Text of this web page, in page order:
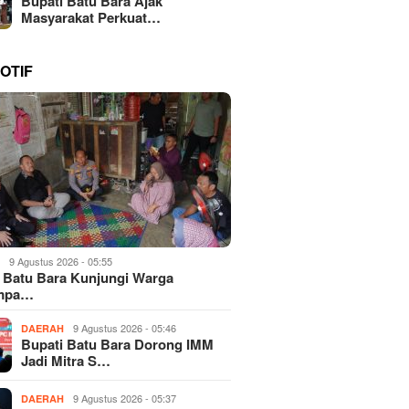
Masyarakat Perkuat…
9 Agustus 2026 - 05:55
Bara Kunjungi Warga
DAERAH 9 Agustus 2026 - 05:46
Bupati Batu Bara Dorong IMM
Jadi Mitra S…
DAERAH 9 Agustus 2026 - 05:37